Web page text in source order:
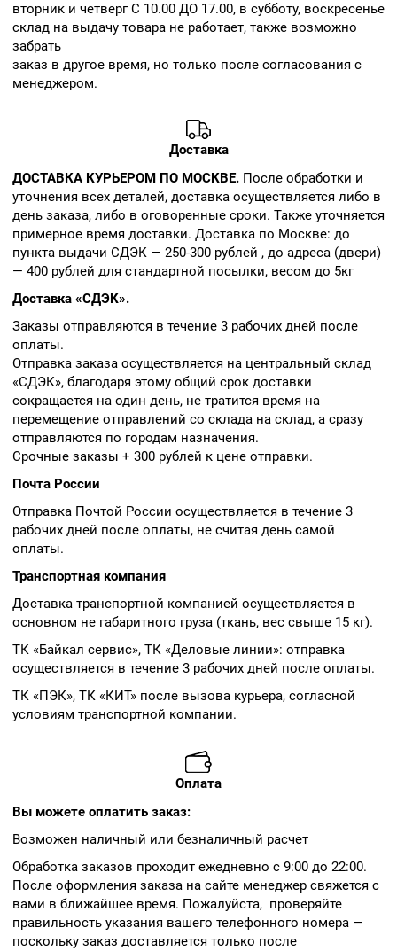
вторник и четверг С 10.00 ДО 17.00, в субботу, воскресенье
склад на выдачу товара не работает, также возможно
забрать
заказ в другое время, но только после согласования с
менеджером.
Доставка
ДОСТАВКА КУРЬЕРОМ ПО МОСКВЕ. После обработки и
уточнения всех деталей, доставка осуществляется либо в
день заказа, либо в оговоренные сроки. Также уточняется
примерное время доставки. Доставка по Москве: до
пункта выдачи СДЭК — 250-300 рублей , до адреса (двери)
— 400 рублей для стандартной посылки, весом до 5кг
Доставка «СДЭК».
Заказы отправляются в течение 3 рабочих дней после
оплаты.
Отправка заказа осуществляется на центральный склад
«СДЭК», благодаря этому общий срок доставки
сокращается на один день, не тратится время на
перемещение отправлений со склада на склад, а сразу
отправляются по городам назначения.
Срочные заказы + 300 рублей к цене отправки.
Почта России
Отправка Почтой России осуществляется в течение 3
рабочих дней после оплаты, не считая день самой
оплаты.
Транспортная компания
Доставка транспортной компанией осуществляется в
основном не габаритного груза (ткань, вес свыше 15 кг).
ТК «Байкал сервис», ТК «Деловые линии»: отправка
осуществляется в течение 3 рабочих дней после оплаты.
ТК «ПЭК», ТК «КИТ» после вызова курьера, согласной
условиям транспортной компании.
Оплата
Вы можете оплатить заказ:
Возможен наличный или безналичный расчет
Обработка заказов проходит ежедневно с 9:00 до 22:00.
После оформления заказа на сайте менеджер свяжется с
вами в ближайшее время. Пожалуйста, проверяйте
правильность указания вашего телефонного номера —
поскольку заказ доставляется только после